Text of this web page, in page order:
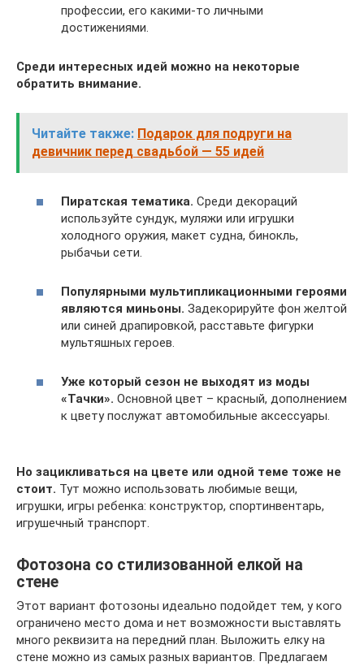
профессии, его какими-то личными
достижениями.
Среди интересных идей можно на некоторые
обратить внимание.
Читайте также: Подарок для подруги на
девичник перед свадьбой — 55 идей
Пиратская тематика. Среди декораций
используйте сундук, муляжи или игрушки
холодного оружия, макет судна, бинокль,
рыбачьи сети.
Популярными мультипликационными героями
являются миньоны. Задекорируйте фон желтой
или синей драпировкой, расставьте фигурки
мультяшных героев.
Уже который сезон не выходят из моды
«Тачки». Основной цвет – красный, дополнением
к цвету послужат автомобильные аксессуары.
Но зацикливаться на цвете или одной теме тоже не
стоит. Тут можно использовать любимые вещи,
игрушки, игры ребенка: конструктор, спортинвентарь,
игрушечный транспорт.
Фотозона со стилизованной елкой на
стене
Этот вариант фотозоны идеально подойдет тем, у кого
ограничено место дома и нет возможности выставлять
много реквизита на передний план. Выложить елку на
стене можно из самых разных вариантов. Предлагаем